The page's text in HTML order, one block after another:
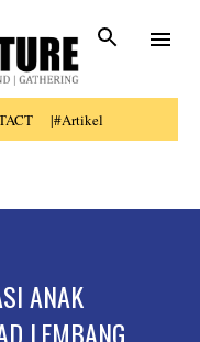
|#Artikel
ANAK
LEMBANG